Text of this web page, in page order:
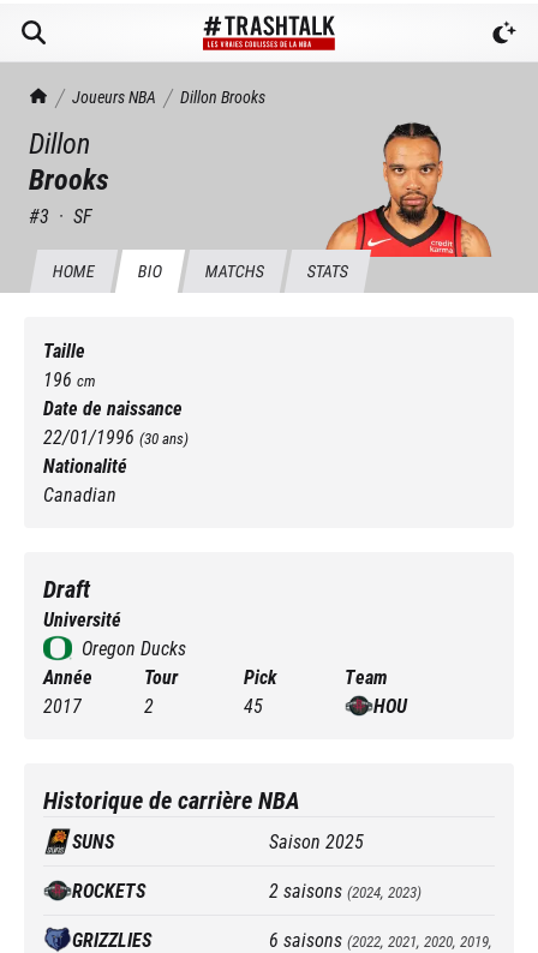
TrashTalk Actu NBA
Joueurs NBA Dillon Brooks
Dillon
Brooks
#3 · SF
HOME BIO MATCHS STATS
Taille
196 cm
Date de naissance
22/01/1996 (30ans)
Nationalité
Canadian
Draft
Université
Oregon Ducks
Année
2017
Tour
2
Pick
45
Team
HOU
Historique de carrière NBA
SUNS Saison 2025
ROCKETS
2saisons (2024, 2023)
GRIZZLIES 6 saisons (2022, 2021, 2020, 2019,